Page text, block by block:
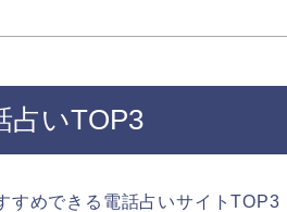
占いTOP3
すめできる電話占いサイトTOP3